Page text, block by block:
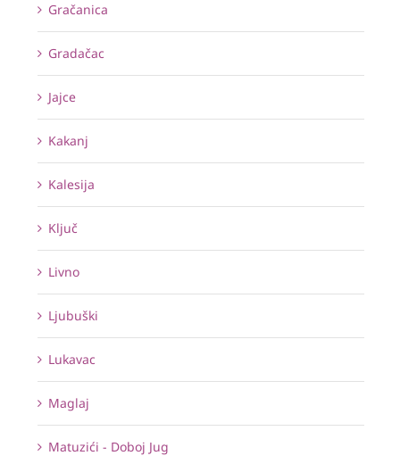
Gračanica
Gradačac
Jajce
Kakanj
Kalesija
Ključ
Livno
Ljubuški
Lukavac
Maglaj
Matuzići - Doboj Jug